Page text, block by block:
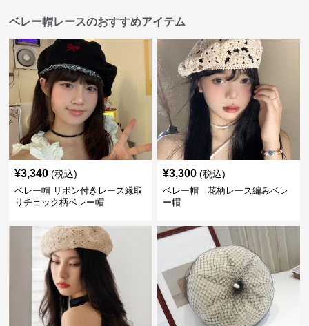
ベレー帽レースのおすすめアイテム
¥3,340 (税込)
ベレー帽 リボン付きレース縁取
りチェック柄ベレー帽
¥3,300 (税込)
ベレー帽 花柄レース編みベレ
ー帽